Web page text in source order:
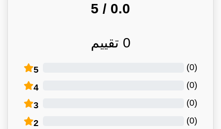
0.0
/ 5
0 تقييم
5 (
0
)
4 (
0
)
3 (
0
)
2 (
0
)